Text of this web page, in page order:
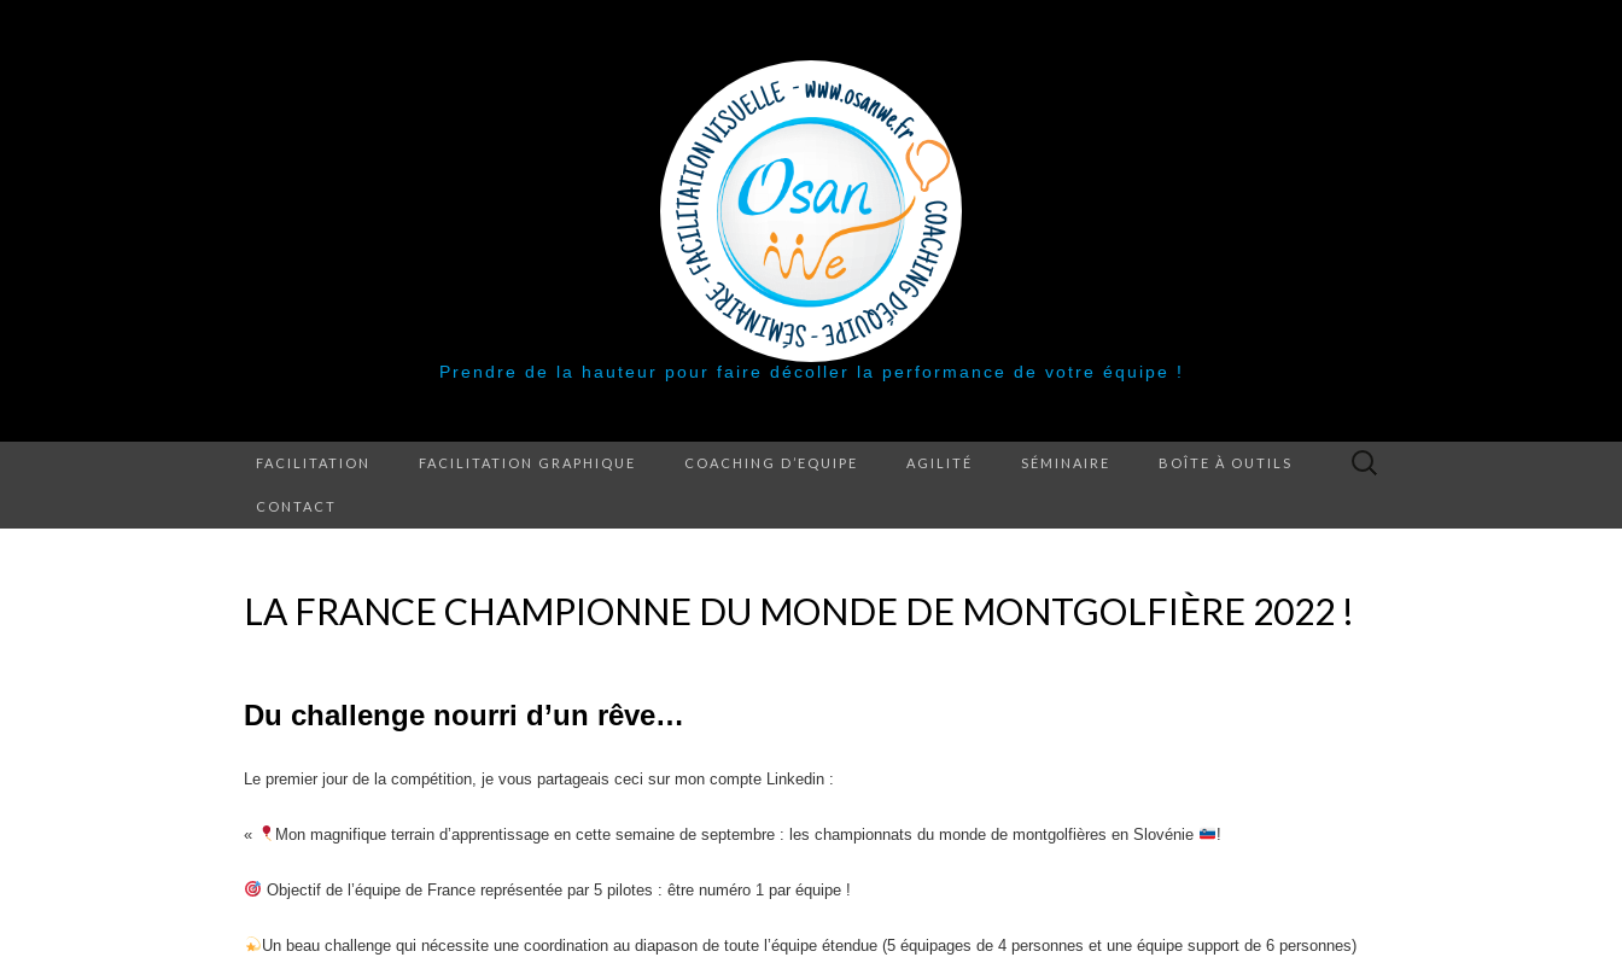
Prendre de la hauteur pour faire décoller la performance de votre équipe !
FACILITATION FACILITATION GRAPHIQUE COACHING D’EQUIPE AGILITÉ SÉMINAIRE BOÎTE À OUTILS
CONTACT
Rechercher :
LA FRANCE CHAMPIONNE DU MONDE DE MONTGOLFIÈRE 2022 !
Du challenge nourri d’un rêve…
Le premier jour de la compétition, je vous partageais ceci sur mon compte Linkedin :
« Mon magnifique terrain d’apprentissage en cette semaine de septembre : les championnats du monde de montgolfières en Slovénie !
Objectif de l’équipe de France représentée par 5 pilotes : être numéro 1 par équipe !
Un beau challenge qui nécessite une coordination au diapason de toute l’équipe étendue (5 équipages de 4 personnes et une équipe support de 6 personnes)